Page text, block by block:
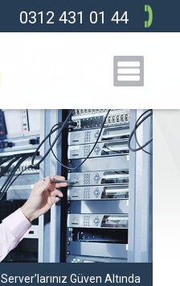
0312 431 01 44
Server’larınız Güven Altında